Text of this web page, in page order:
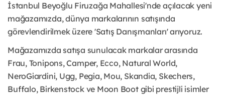
İstanbul Beyoğlu Firuzağa Mahallesi'nde açılacak yeni
mağazamızda, dünya markalarının satışında
görevlendirilmek üzere 'Satış Danışmanları' arıyoruz.
Mağazamızda satışa sunulacak markalar arasında
Frau, Tonipons, Camper, Ecco, Natural World,
NeroGiardini, Ugg, Pegia, Mou, Skandia, Skechers,
Buffalo, Birkenstock ve Moon Boot gibi prestijli isimler